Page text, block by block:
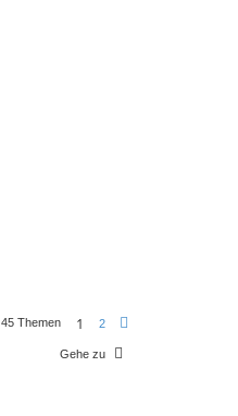
45 Themen 1 2
Gehe zu